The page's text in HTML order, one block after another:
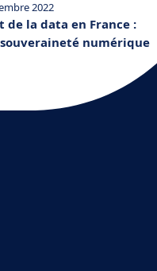
2022
de la data en France :
numérique